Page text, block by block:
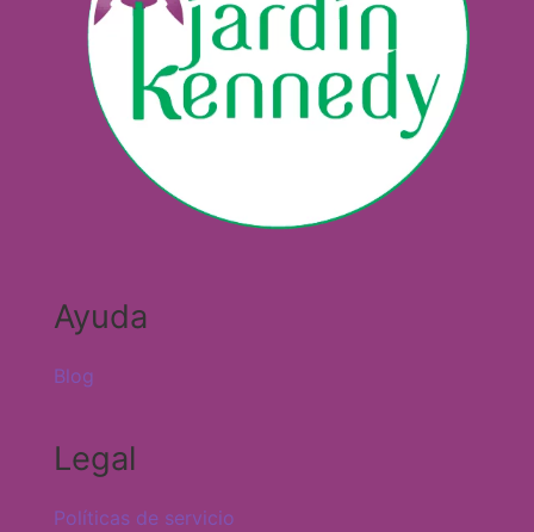
Ayuda
Blog
Legal
Políticas de servicio